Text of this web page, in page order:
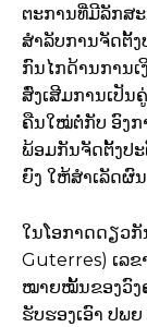
ຕະການທີ່ມີລັກສ
ສໍາລັບການຈັດຕັ້
ກົນໄກດ້ານການ
ສົ່ງເສີມການເປັນ
ຄືນໃໝ່ຕໍ່ກັບ ອົງກ
ພ້ອມກັນຈັດຕັ້ງປ
ຍົງ ໃຫ້ສໍາເລັດຜົ
ໃນໂອກາດດຽວກັ
Guterres) ເລ
ໝາຍໝັ້ນຂອງວົງ
ຮັບຮອງເອົາ ປພ